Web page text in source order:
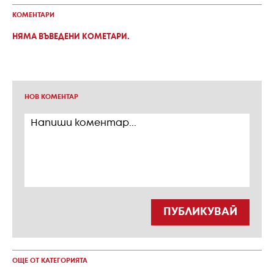
КОМЕНТАРИ
НЯМА ВЪВЕДЕНИ КОМЕТАРИ.
НОВ КОМЕНТАР
ПУБЛИКУВАЙ
ОЩЕ ОТ КАТЕГОРИЯТА